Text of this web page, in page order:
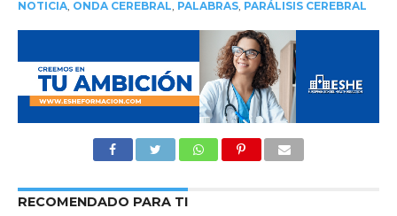
NOTICIA, ONDA CEREBRAL PALABRAS, PARÁLISIS CEREBRAL
RECOMENDADO PARA TI